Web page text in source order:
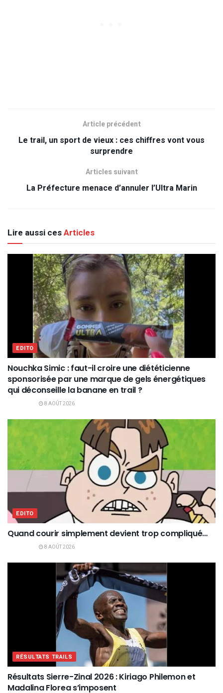
Article précédent
Le trail, un sport de vieux : ces chiffres vont vous
surprendre
Articles suivant
La Préfecture menace d’annuler l’Ultra Marin
Lire aussi cesArticles
EDITO
Nouchka Simic : faut-il croire une diététicienne
sponsorisée par une marque de gels énergétiques
qui déconseille la banane en trail ?
8 AOÛT 2026
EDITO
Quand courir simplement devient trop compliqué…
8 AOÛT 2026
RÉSULTATS TRAILS
Résultats Sierre-Zinal 2026 : Kiriago Philemon et
Madalina Florea s’imposent